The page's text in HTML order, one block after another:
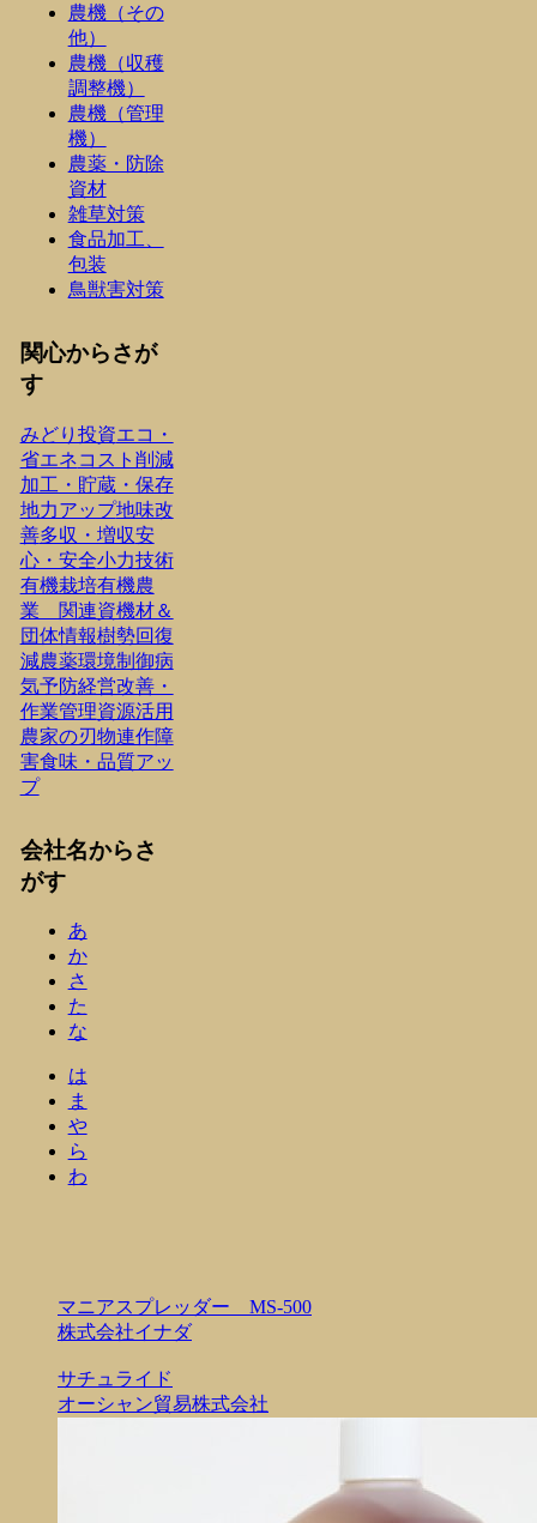
農機（その
他）
農機（収穫
調整機）
農機（管理
機）
農薬・防除
資材
雑草対策
食品加工、
包装
鳥獣害対策
関心からさが
す
みどり投資エコ・
省エネコスト削減
加工・貯蔵・保存
地力アップ地味改
善多収・増収安
心・安全小力技術
有機栽培有機農
業 関連資機材＆
団体情報樹勢回復
減農薬環境制御病
気予防経営改善・
作業管理資源活用
農家の刃物連作障
害食味・品質アッ
プ
会社名からさ
がす
あ
か
さ
た
な
は
ま
や
ら
わ
マニアスプレッダー MS-500
株式会社イナダ
サチュライド
オーシャン貿易株式会社